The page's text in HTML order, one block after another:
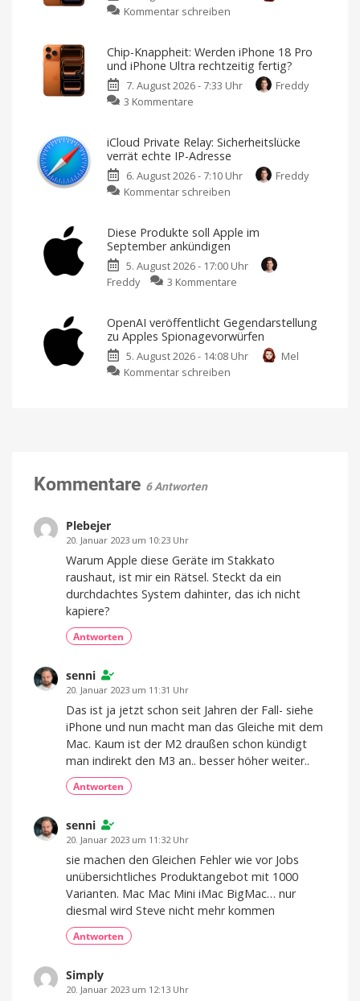
Kommentar schreiben
Brutalismus
3000
präsentieren
Ausschließlich
17
Chip-Knappheit: Werden iPhone 18 Pro
und iPhone Ultra rechtzeitig fertig?
7. August 2026 - 7:33 Uhr
Freddy
3 Kommentare
Werden
iPhone
18
Pro
Ultra
rechtzeitig
fertig?
Der
iCloud Private Relay: Sicherheitslücke
verrät echte IP-Adresse
6. August 2026 - 7:10 Uhr
Freddy
Kommentar schreiben
Relay:
verrät
echte
Ein
Schutzschild
mit
Diese Produkte soll Apple im
September ankündigen
5. August 2026 - 17:00 Uhr
Freddy
3 Kommentare
soll
Apple
im
OpenAI veröffentlicht Gegendarstellung
zu Apples Spionagevorwürfen
5. August 2026 - 14:08 Uhr
Mel
Kommentar schreiben
Kommentare 6 Antworten
Plebejer
20. Januar 2023 um 10:23 Uhr
Warum Apple diese Geräte im Stakkato
raushaut, ist mir ein Rätsel. Steckt da ein
durchdachtes System dahinter, das ich nicht
kapiere?
Antworten
senni
20. Januar 2023 um 11:31 Uhr
Das ist ja jetzt schon seit Jahren der Fall- siehe
iPhone und nun macht man das Gleiche mit dem
Mac. Kaum ist der M2 draußen schon kündigt
man indirekt den M3 an.. besser höher weiter..
Antworten
senni
20. Januar 2023 um 11:32 Uhr
sie machen den Gleichen Fehler wie vor Jobs
unübersichtliches Produktangebot mit 1000
Varianten. Mac Mac Mini iMac BigMac… nur
diesmal wird Steve nicht mehr kommen
Antworten
Simply
20. Januar 2023 um 12:13 Uhr